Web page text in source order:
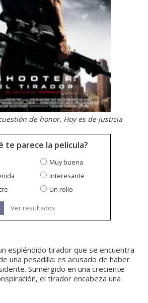
de honor. Hoy es de justicia
te parece la película?
Muy buena
Interesante
Un rollo
Ver resultados
espléndido tirador que se encuentra
una pesadilla: es acusado de haber
Sumergido en una creciente
el tirador encabeza una